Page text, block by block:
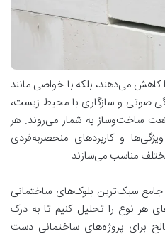
کاهش می‌دهند، بلکه با خواصی مانند
صوتی و سازگاری با محیط زیست،
ساخت‌وساز به شمار می‌روند. هر
و کاربردهای منحصربه‌فردی
مناسب می‌سازند.
جامع سبک‌ترین بلوک‌های ساختمانی
هر نوع را تحلیل کنیم تا به درک
برای پروژه‌های ساختمانی دست